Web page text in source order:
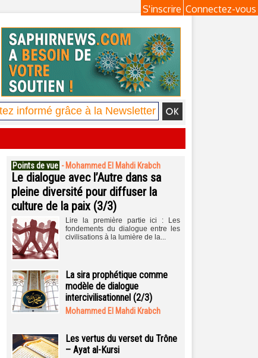
Connectez-vous
S'inscrire
Points de vue - Mohammed El Mahdi Krabch
Le dialogue avec l’Autre dans sa
pleine diversité pour diffuser la
culture de la paix (3/3)
Lire la première partie ici : Les
fondements du dialogue entre les
civilisations à la lumière de la...
La sira prophétique comme
modèle de dialogue
intercivilisationnel (2/3)
Mohammed El Mahdi Krabch
Les vertus du verset du Trône
– Ayat al-Kursi